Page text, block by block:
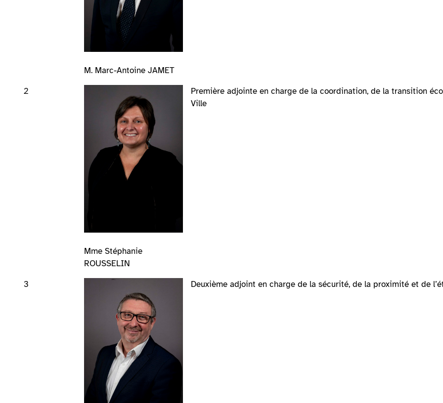
M. Marc-Antoine JAMET
2
Mme Stéphanie
ROUSSELIN
Première adjointe en charge de la coordination, de la transition
Ville
3 Deuxième adjoint en charge de la sécurité, de la proximité et de